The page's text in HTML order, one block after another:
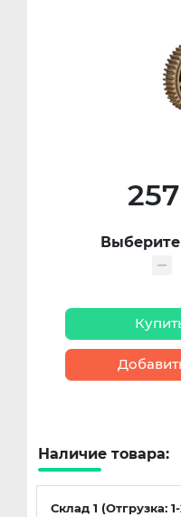
Наличие товара:
Склад 1 (Отгрузка: